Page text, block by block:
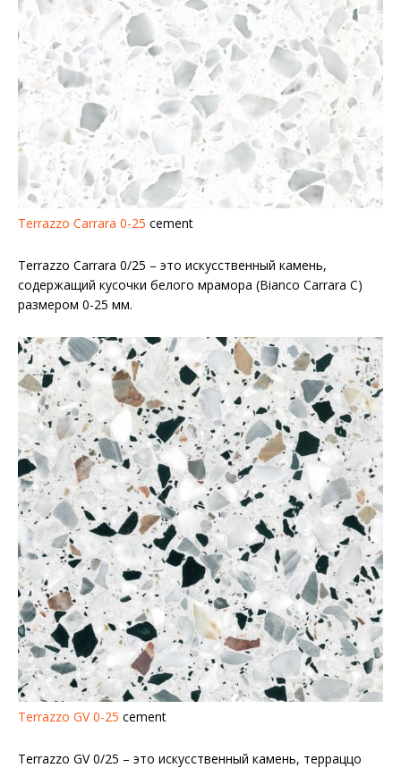
Terrazzo Carrara 0-25 cement
Terrazzo Carrara 0/25 – это искусственный камень,
содержащий кусочки белого мрамора (Bianco Carrara C)
размером 0-25 мм.
Terrazzo GV 0-25 cement
Terrazzo GV 0/25 – это искусственный камень, терраццо